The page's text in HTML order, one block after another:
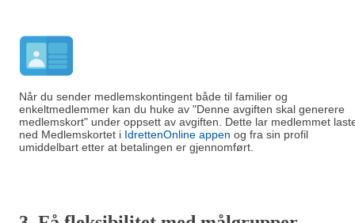
Når du sender medlemskontingent både til familier og
enkeltmedlemmer kan du huke av "Denne avgiften skal generere
medlemskort" under oppsett av avgiften. Dette lar medlemmet
ned Medlemskortet i IdrettenOnline appen og fra sin profil
umiddelbart etter at betalingen er gjennomført.